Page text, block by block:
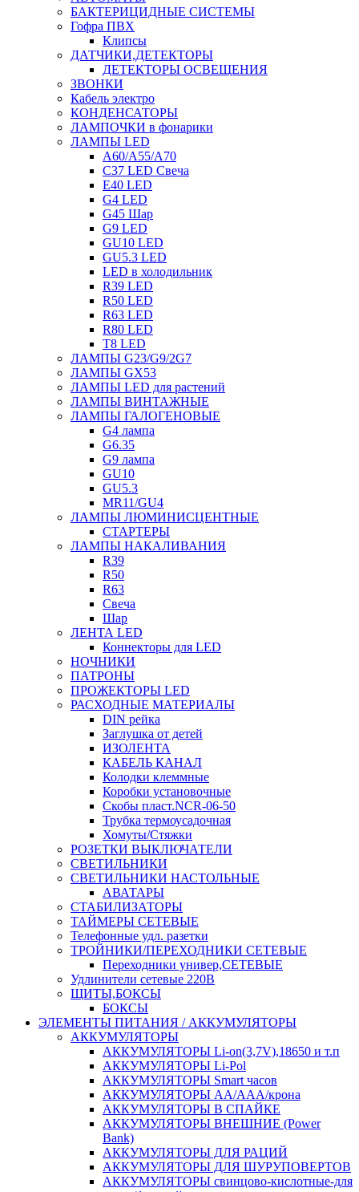
БАКТЕРИЦИДНЫЕ СИСТЕМЫ
Гофра ПВХ
Клипсы
ДАТЧИКИ,ДЕТЕКТОРЫ
ДЕТЕКТОРЫ ОСВЕЩЕНИЯ
ЗВОНКИ
Кабель электро
КОНДЕНСАТОРЫ
ЛАМПОЧКИ в фонарики
ЛАМПЫ LED
A60/A55/A70
C37 LED Свеча
E40 LED
G4 LED
G45 Шар
G9 LED
GU10 LED
GU5.3 LED
LED в холодильник
R39 LED
R50 LED
R63 LED
R80 LED
T8 LED
ЛАМПЫ G23/G9/2G7
ЛАМПЫ GX53
ЛАМПЫ LED для растений
ЛАМПЫ ВИНТАЖНЫЕ
ЛАМПЫ ГАЛОГЕНОВЫЕ
G4 лампа
G6.35
G9 лампа
GU10
GU5.3
MR11/GU4
ЛАМПЫ ЛЮМИНИСЦЕНТНЫЕ
СТАРТЕРЫ
ЛАМПЫ НАКАЛИВАНИЯ
R39
R50
R63
Свеча
Шар
ЛЕНТА LED
Коннекторы для LED
НОЧНИКИ
ПАТРОНЫ
ПРОЖЕКТОРЫ LED
РАСХОДНЫЕ МАТЕРИАЛЫ
DIN рейка
Заглушка от детей
ИЗОЛЕНТА
КАБЕЛЬ КАНАЛ
Колодки клеммные
Коробки установочные
Скобы пласт.NCR-06-50
Трубка термоусадочная
Хомуты/Стяжки
РОЗЕТКИ ВЫКЛЮЧАТЕЛИ
СВЕТИЛЬНИКИ
СВЕТИЛЬНИКИ НАСТОЛЬНЫЕ
АВАТАРЫ
СТАБИЛИЗАТОРЫ
ТАЙМЕРЫ СЕТЕВЫЕ
Телефонные удл. разетки
ТРОЙНИКИ/ПЕРЕХОДНИКИ СЕТЕВЫЕ
Переходники универ,СЕТЕВЫЕ
Удлинители сетевые 220В
ЩИТЫ,БОКСЫ
БОКСЫ
ЭЛЕМЕНТЫ ПИТАНИЯ / АККУМУЛЯТОРЫ
АККУМУЛЯТОРЫ
АККУМУЛЯТОРЫ Li-on(3,7V),18650 и т.п
АККУМУЛЯТОРЫ Li-Pol
АККУМУЛЯТОРЫ Smart часов
АККУМУЛЯТОРЫ АА/ААА/крона
АККУМУЛЯТОРЫ В СПАЙКЕ
АККУМУЛЯТОРЫ ВНЕШНИЕ (Power
Bank)
АККУМУЛЯТОРЫ ДЛЯ РАЦИЙ
АККУМУЛЯТОРЫ ДЛЯ ШУРУПОВЕРТОВ
АККУМУЛЯТОРЫ свинцово-кислотные-для